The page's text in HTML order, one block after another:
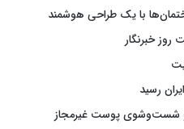
خبرنگار
رسید
و شست‌وشوی پوست غیرمجاز